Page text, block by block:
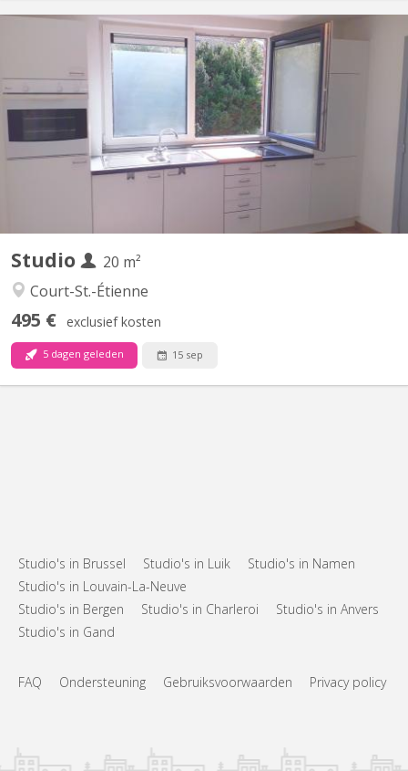
Studio
20 m²
Court-St.-Étienne
495 € exclusief kosten
5 dagen geleden 15 sep
KV 1614
Pour 1 ÉTUDIANT(E) sur Louvain-la-Neuve Beau studio meublé
complètement privatif de 20M2 à louer pour l’année académique
2026-2027 Parfait état 495 euros par mois Forfait pour les
charges 100 euros par mois = 595 euros TOUT COMPRIS
(électricité, chauffage, eau, internet) Pas de domicile Pas...
Studio's in Brussel Studio's in Luik
Studio's in Namen
Studio's in Louvain-La-Neuve
Studio's in Bergen
Studio's in Charleroi
Studio's in Anvers
Studio's in Gand
FAQ Ondersteuning Gebruiksvoorwaarden Privacy policy